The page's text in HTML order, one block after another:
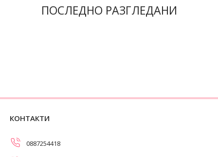
ПОСЛЕДНО РАЗГЛЕДАНИ
КОНТАКТИ
0887254418